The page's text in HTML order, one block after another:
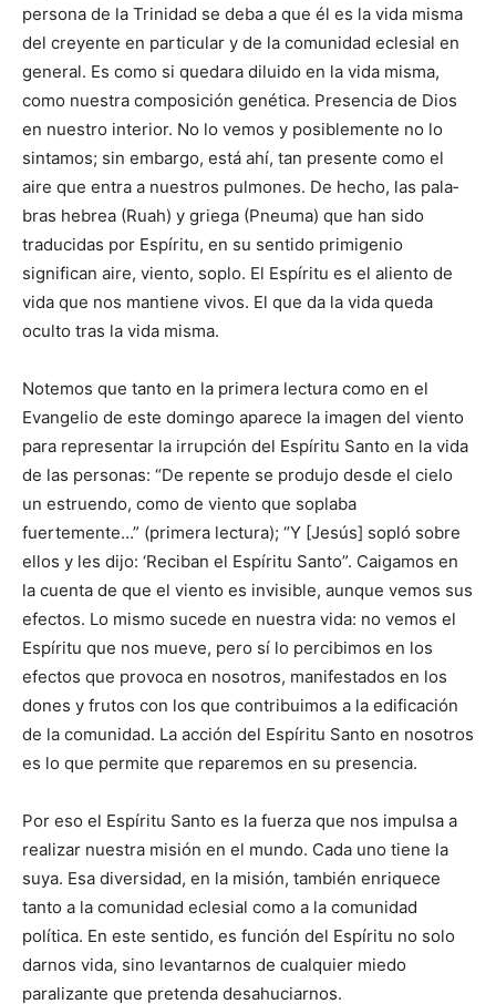
persona de la Trinidad se deba a que él es la vida misma
del creyente en particular y de la comunidad eclesial en
general. Es como si quedara diluido en la vida misma,
como nuestra composición genética. Presencia de Dios
en nuestro interior. No lo vemos y posiblemente no lo
sintamos; sin embargo, está ahí, tan presente como el
aire que entra a nues­tros pulmones. De hecho, las pala­
bras hebrea (Ruah) y griega (Pneuma) que han sido
traducidas por Espíritu, en su sentido primigenio
significan aire, viento, soplo. El Espíritu es el aliento de
vida que nos mantiene vivos. El que da la vida queda
oculto tras la vida misma.
Notemos que tanto en la primera lectura como en el
Evangelio de este domingo aparece la imagen del viento
para representar la irrupción del Espíritu Santo en la vida
de las personas: “De repente se produjo desde el cielo
un estruendo, como de viento que soplaba
fuertemente…” (primera lectura); “Y [Jesús] sopló sobre
ellos y les dijo: ‘Reciban el Espíritu Santo”. Cai­gamos en
la cuenta de que el viento es invisible, aunque vemos sus
efectos. Lo mismo sucede en nuestra vida: no vemos el
Espíritu que nos mueve, pero sí lo percibimos en los
efectos que provoca en nosotros, manifestados en los
dones y frutos con los que contribuimos a la edificación
de la comunidad. La acción del Espíritu Santo en nosotros
es lo que permite que reparemos en su presencia.
Por eso el Espíritu Santo es la fuerza que nos impulsa a
realizar nuestra misión en el mundo. Cada uno tiene la
suya. Esa diversidad, en la misión, también enriquece
tanto a la comunidad eclesial como a la comunidad
política. En este sentido, es función del Espíritu no solo
darnos vida, sino levantarnos de cualquier miedo
paralizante que pretenda desahuciarnos.